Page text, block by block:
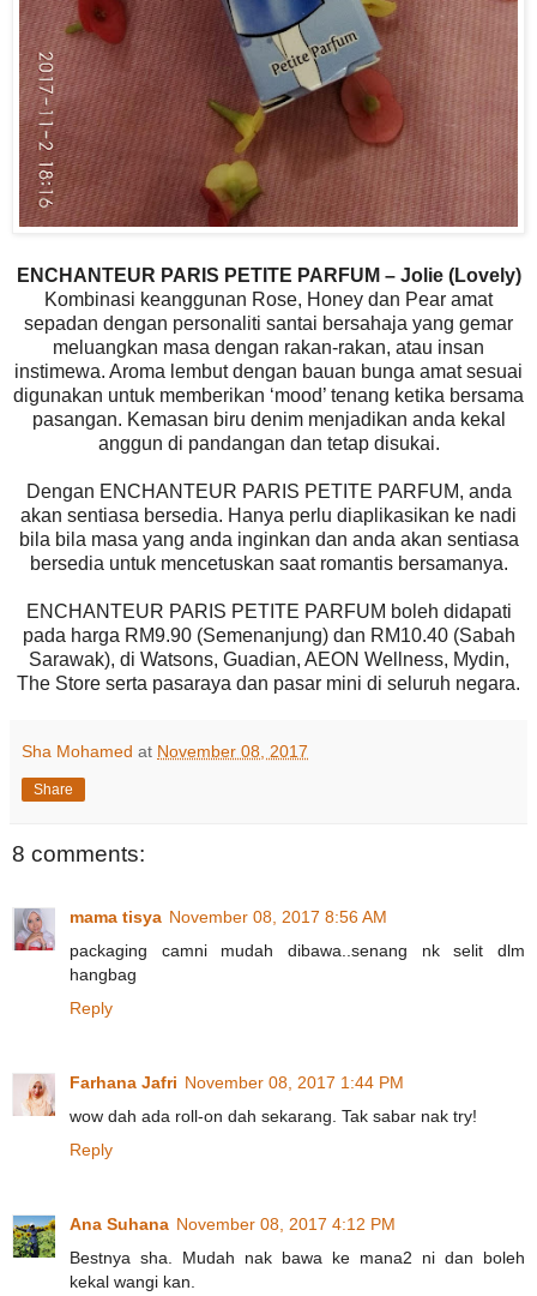
ENCHANTEUR PARIS PETITE PARFUM – Jolie (Lovely)
Kombinasi keanggunan Rose, Honey dan Pear amat
sepadan dengan personaliti santai bersahaja yang gemar
meluangkan masa dengan rakan-rakan, atau insan
instimewa. Aroma lembut dengan bauan bunga amat sesuai
digunakan untuk memberikan ‘mood’ tenang ketika bersama
pasangan. Kemasan biru denim menjadikan anda kekal
anggun di pandangan dan tetap disukai.
Dengan ENCHANTEUR PARIS PETITE PARFUM, anda
akan sentiasa bersedia. Hanya perlu diaplikasikan ke nadi
bila bila masa yang anda inginkan dan anda akan sentiasa
bersedia untuk mencetuskan saat romantis bersamanya.
ENCHANTEUR PARIS PETITE PARFUM boleh didapati
pada harga RM9.90 (Semenanjung) dan RM10.40 (Sabah
Sarawak), di Watsons, Guadian, AEON Wellness, Mydin,
The Store serta pasaraya dan pasar mini di seluruh negara.
Sha Mohamed at November 08, 2017
Share
8 comments:
mama tisya November 08, 2017 8:56 AM
packaging camni mudah dibawa..senang nk selit dlm
hangbag
Reply
Farhana Jafri November 08, 2017 1:44 PM
wow dah ada roll-on dah sekarang. Tak sabar nak try!
Reply
Ana Suhana November 08, 2017 4:12 PM
Bestnya sha. Mudah nak bawa ke mana2 ni dan boleh
kekal wangi kan.